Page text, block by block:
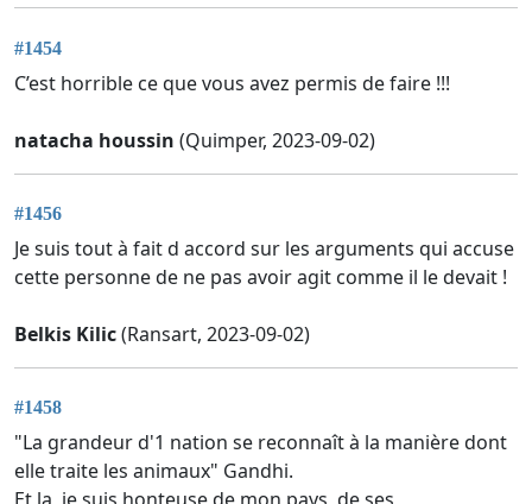
#1454
C’est horrible ce que vous avez permis de faire !!!
natacha houssin (Quimper, 2023-09-02)
#1456
Je suis tout à fait d accord sur les arguments qui accuse
cette personne de ne pas avoir agit comme il le devait !
Belkis Kilic(Ransart, 2023-09-02)
#1458
"La grandeur d'1 nation se reconnaît à la manière dont
elle traite les animaux" Gandhi.